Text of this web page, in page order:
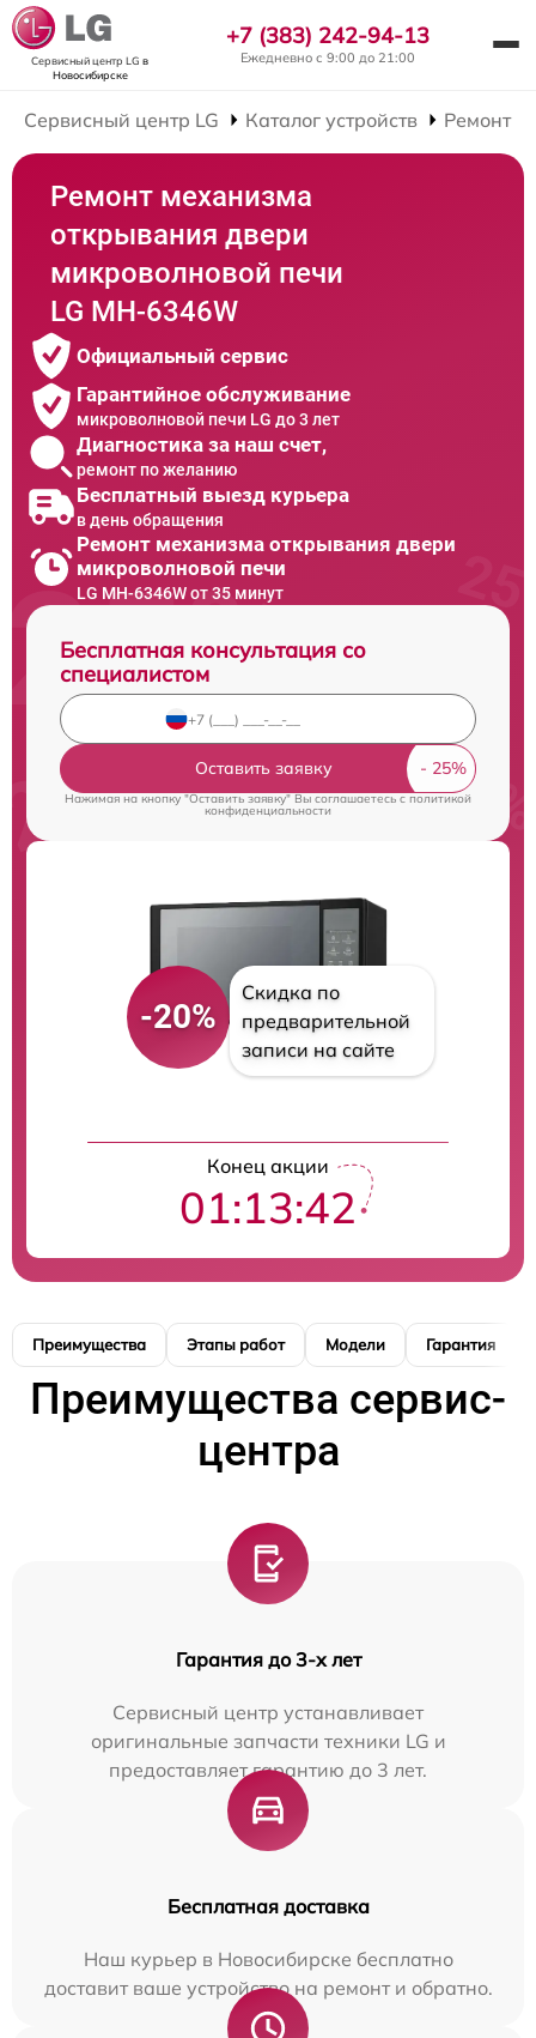
Сервисный центр LG в
Новосибирске
+7 (383) 242-94-13
Ежедневно с 9:00 до 21:00
Сервисный центр LG Каталог устройств Ремонт
Ремонт механизма
открывания двери
микроволновой печи
LG MH-6346W
Официальный сервис
Гарантийное обслуживание
микроволновой печи LG до 3 лет
Диагностика за наш счет,
ремонт по желанию
Бесплатный выезд курьера
в день обращения
Ремонт механизма открывания двери
микроволновой печи
LG MH-6346W от 35 минут
Бесплатная консультация со
специалистом
Оставить заявку
Нажимая на кнопку "Оставить заявку" Вы соглашаетесь cполитикой
конфиденциальности
-20%
Скидка по
предварительной
записи на сайте
Конец акции
01:13:40
Преимущества Этапы работ Модели Гарантия
Преимущества сервис-
центра
Гарантия до 3-х лет
Сервисный центр устанавливает
оригинальные запчасти техники LG и
предоставляет гарантию до 3 лет.
Бесплатная доставка
Наш курьер в Новосибирске бесплатно
доставит ваше устройство на ремонт и обратно.